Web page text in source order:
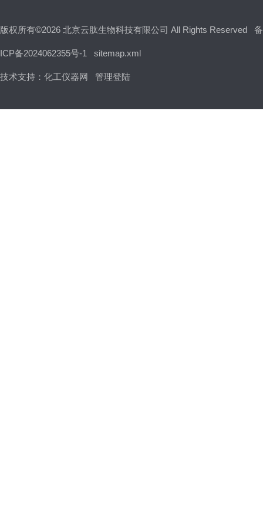
版权所有©2026 北京云肽生物科技有限公司 All Rights Reserved
ICP备2024062355号-1 sitemap.xml
技术支持： 化工仪器网 管理登陆